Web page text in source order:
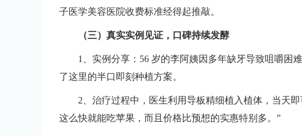
子医学美容医院收费标准经得起推敲。
（三）真实实例见证，口碑持续发酵
1、实例分享：56 岁的李阿姨因多年缺牙导致咀嚼困
了这里的半口即刻种植方案。
2、治疗过程中，医生利用导板精细植入植体，当天
这么快就能吃苹果，而且价格比预想的实惠特别多。”